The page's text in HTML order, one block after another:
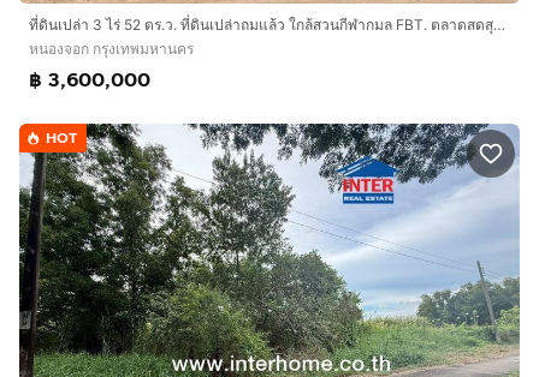
ใกล้ทางหลวงแผ่นดินหมายเลข 304
บริษัท อินเตอร์โฮม เรียลตี้ เอสเตท จำกัด
www.interhome.co.th
โทร.กดเพื่อดูเบอร์โทร xxxxxx206
https://www.interhome.co.th/propertydetail.php?
propcode=67287
ที่ดินเปล่า 3 ไร่ 52 ตร.ว. ที่ดินเปล่าถมแล้ว ใกล้สวนกีฬากมล FBT. ตลาดสดสุวินทวงศ์พลาซ่า ขายที่ดินเปล่า 3-0-52 ไร่ ซอยสุวินทวงศ์ 102
หนองจอก กรุงเทพมหานคร
฿ 3,600,000
HOT